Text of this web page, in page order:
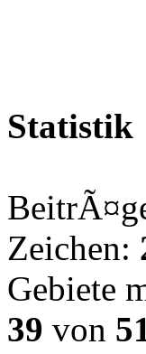
Statistik
Zeichen:
Gebiete
39 von